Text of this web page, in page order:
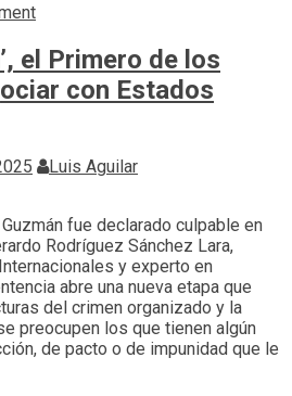
el Primero de los
con Estados
Luis Aguilar
fue declarado culpable en
Rodríguez Sánchez Lara,
y experto en
abre una nueva etapa que
del crimen organizado y la
preocupen los que tienen algún
de pacto o de impunidad que le